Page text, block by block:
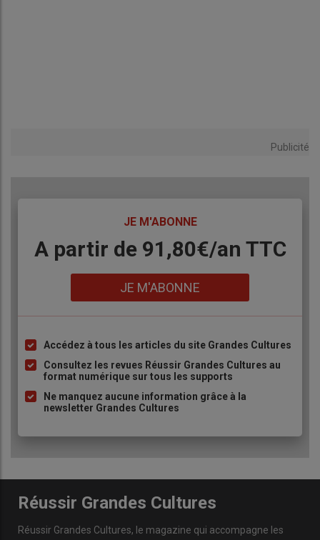
Publicité
JE M'ABONNE
Body
A partir de 91,80€/an​ TTC
JE M'ABONNE
Liste
à
puce
Accédez à tous les articles du site Grandes Cultures
Consultez les revues Réussir Grandes Cultures au
format numérique sur tous les supports
Ne manquez aucune information grâce à la
newsletter Grandes Cultures
Réussir Grandes Cultures
Réussir Grandes Cultures, le magazine qui accompagne les